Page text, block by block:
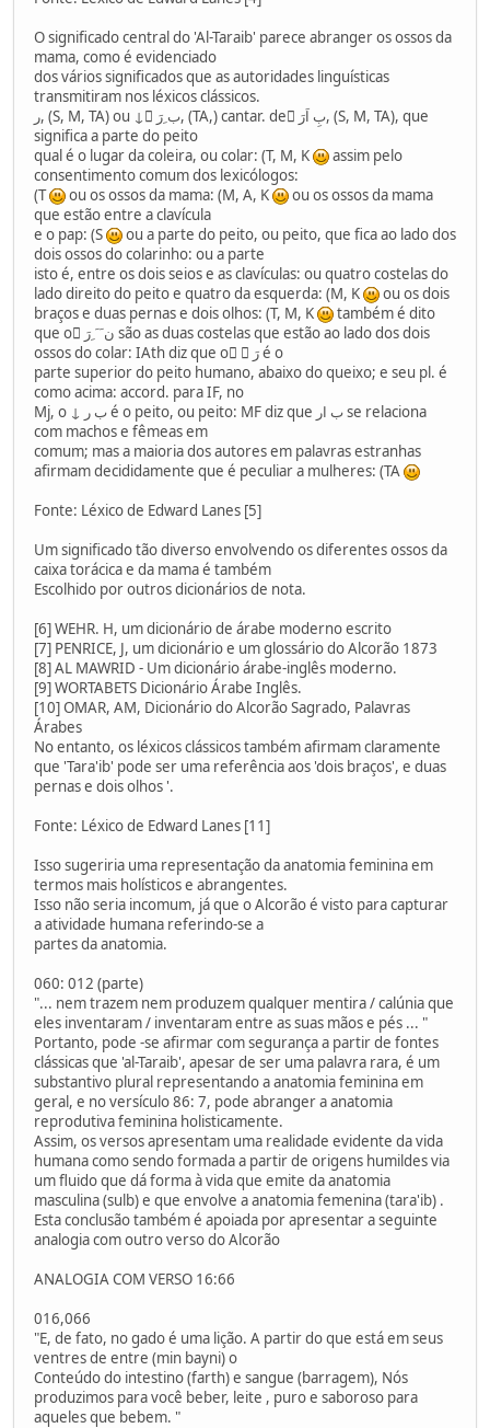
O significado central do 'Al-Taraib' parece abranger os ossos da
mama, como é evidenciado
dos vários significados que as autoridades linguísticas
transmitiram nos léxicos clássicos.
ر, (S, M, TA) ou ↓ ٌب ِرَ, (TA,) cantar. de ُبِ اَرَ, (S, M, TA), que
significa a parte do peito
qual é o lugar da coleira, ou colar: (T, M, K
assim pelo
consentimento comum dos lexicólogos:
(T
ou os ossos da mama: (M, A, K
ou os ossos da mama
que estão entre a clavícula
e o pap: (S
ou a parte do peito, ou peito, que fica ao lado dos
dois ossos do colarinho: ou a parte
isto é, entre os dois seios e as clavículas: ou quatro costelas do
lado direito do peito e quatro da esquerda: (M, K
ou os dois
braços e duas pernas e dois olhos: (T, M, K
também é dito
que o ِن َ َ ِرَ são as duas costelas que estão ao lado dos dois
ossos do colar: IAth diz que o َ ِرَ é o
parte superior do peito humano, abaixo do queixo; e seu pl. é
como acima: accord. para IF, no
Mj, o ↓ ب ر é o peito, ou peito: MF diz que ب ار se relaciona
com machos e fêmeas em
comum; mas a maioria dos autores em palavras estranhas
afirmam decididamente que é peculiar a mulheres: (TA
Fonte: Léxico de Edward Lanes [5]
Um significado tão diverso envolvendo os diferentes ossos da
caixa torácica e da mama é também
Escolhido por outros dicionários de nota.
[6] WEHR. H, um dicionário de árabe moderno escrito
[7] PENRICE, J, um dicionário e um glossário do Alcorão 1873
[8] AL MAWRID - Um dicionário árabe-inglês moderno.
[9] WORTABETS Dicionário Árabe Inglês.
[10] OMAR, AM, Dicionário do Alcorão Sagrado, Palavras
Árabes
No entanto, os léxicos clássicos também afirmam claramente
que 'Tara'ib' pode ser uma referência aos 'dois braços', e duas
pernas e dois olhos '.
Fonte: Léxico de Edward Lanes [11]
Isso sugeriria uma representação da anatomia feminina em
termos mais holísticos e abrangentes.
Isso não seria incomum, já que o Alcorão é visto para capturar
a atividade humana referindo-se a
partes da anatomia.
060: 012 (parte)
"... nem trazem nem produzem qualquer mentira / calúnia que
eles inventaram / inventaram entre as suas mãos e pés ... "
Portanto, pode -se afirmar com segurança a partir de fontes
clássicas que 'al-Taraib', apesar de ser uma palavra rara, é um
substantivo plural representando a anatomia feminina em
geral, e no versículo 86: 7, pode abranger a anatomia
reprodutiva feminina holisticamente.
Assim, os versos apresentam uma realidade evidente da vida
humana como sendo formada a partir de origens humildes via
um fluido que dá forma à vida que emite da anatomia
masculina (sulb) e que envolve a anatomia femenina (tara'ib) .
Esta conclusão também é apoiada por apresentar a seguinte
analogia com outro verso do Alcorão
ANALOGIA COM VERSO 16:66
016,066
"E, de fato, no gado é uma lição. A partir do que está em seus
ventres de entre (min bayni) o
Conteúdo do intestino (farth) e sangue (barragem), Nós
produzimos para você beber, leite , puro e saboroso para
aqueles que bebem. "